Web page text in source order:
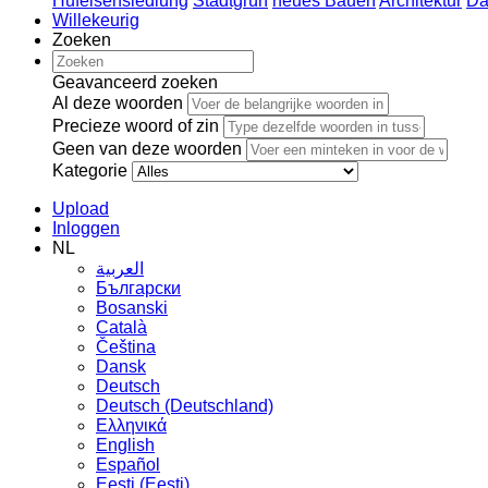
Willekeurig
Zoeken
Geavanceerd zoeken
Al deze woorden
Precieze woord of zin
Geen van deze woorden
Kategorie
Upload
Inloggen
NL
العربية
Български
Bosanski
Сatalà
Čeština
Dansk
Deutsch
Deutsch (Deutschland)
Ελληνικά
English
Español
Eesti (Eesti)